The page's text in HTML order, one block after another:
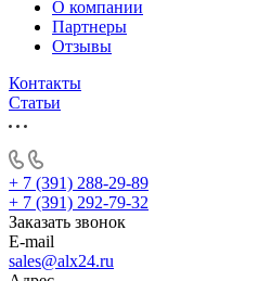
О компании
Партнеры
Отзывы
Контакты
Статьи
+ 7 (391) 288-29-89
+ 7 (391) 292-79-32
Заказать звонок
E-mail
sales@alx24.ru